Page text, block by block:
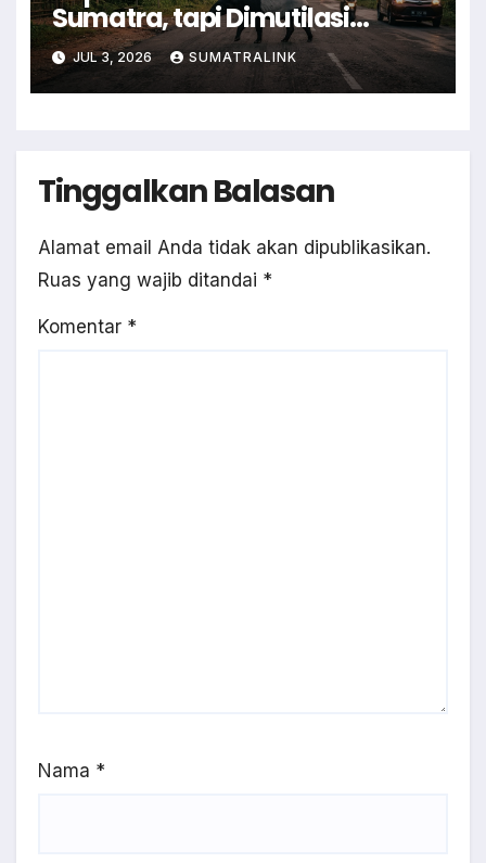
Sumatra, tapi Dimutilasi
Warga
JUL 3, 2026 SUMATRALINK
Tinggalkan Balasan
Alamat email Anda tidak akan dipublikasikan.
Ruas yang wajib ditandai *
Komentar *
Nama *